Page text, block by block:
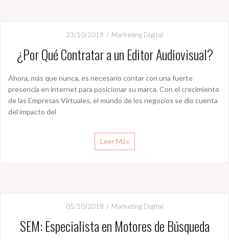
23/10/2018 Marketing Digital
¿Por Qué Contratar a un Editor Audiovisual?
Ahora, más que nunca, es necesario contar con una fuerte
presencia en internet para posicionar su marca. Con el crecimiento
de las Empresas Virtuales, el mundo de los negocios se dio cuenta
del impacto del
Leer Más
05/10/2018 Marketing Digital
SEM: Especialista en Motores de Búsqueda